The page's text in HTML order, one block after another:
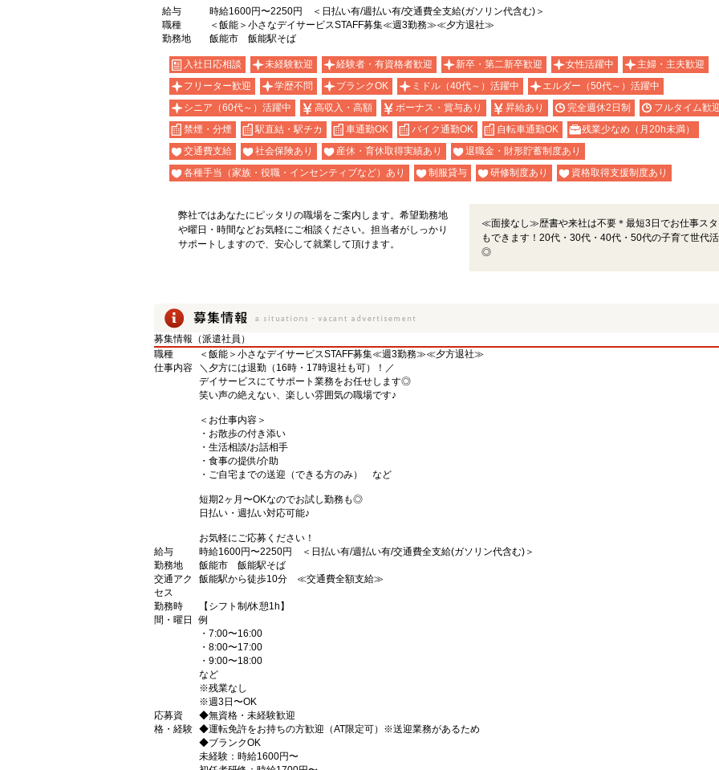
給与
時給1600円〜2250円 ＜日払い有/週払い有/交通費全支給(ガソリン代含む)＞
職種
＜飯能＞小さなデイサービスSTAFF募集≪週3勤務≫≪夕方退社≫
勤務地
飯能市 飯能駅そば
入社日応相談 未経験歓迎 経験者・有資格者歓迎 新卒・第二新卒歓迎 女性活躍中
主婦・主夫歓迎
フリーター歓迎
学歴不問 ブランクOK ミドル（40代～）活躍中
エルダー（50代～）活躍中
シニア（60代～）活躍中
高収入・高額 ボーナス・賞与あり 昇給あり 完全週休2日制
フルタイム歓
禁煙・分煙
駅直結・駅チカ 車通勤OK バイク通勤OK 自転車通勤OK
残業少なめ（月20h未満）
交通費支給
社会保険あり 産休・育休取得実績あり
退職金・財形貯蓄制度あり
各種手当（家族・役職・インセンティブなど）あり
制服貸与 研修制度あり 資格取得支援制度あり
弊社ではあなたにピッタリの職場をご案内します。希望勤務地
や曜日・時間などお気軽にご相談ください。担当者がしっかり
サポートしますので、安心して就業して頂けます。
≪面接なし≫歴書や来社は不要＊最短3日でお仕事ス
もできます！20代・30代・40代・50代の子育て世代
◎
募集情報（派遣社員）
職種
＜飯能＞小さなデイサービスSTAFF募集≪週3勤務≫≪夕方退社≫
仕事内容
＼夕方には退勤（16時・17時退社も可）！／
デイサービスにてサポート業務をお任せします◎
笑い声の絶えない、楽しい雰囲気の職場です♪
＜お仕事内容＞
・お散歩の付き添い
・生活相談/お話相手
・食事の提供/介助
・ご自宅までの送迎（できる方のみ） など
短期2ヶ月〜OKなのでお試し勤務も◎
日払い・週払い対応可能♪
お気軽にご応募ください！
給与
時給1600円〜2250円 ＜日払い有/週払い有/交通費全支給(ガソリン代含む)＞
勤務地
飯能市 飯能駅そば
交通アク
セス
飯能駅から徒歩10分 ≪交通費全額支給≫
勤務時
間・曜日
【シフト制/休憩1h】
例
・7:00〜16:00
・8:00〜17:00
・9:00〜18:00
など
※残業なし
※週3日〜OK
応募資
格・経験
◆無資格・未経験歓迎
◆運転免許をお持ちの方歓迎（AT限定可）※送迎業務があるため
◆ブランクOK
未経験：時給1600円〜